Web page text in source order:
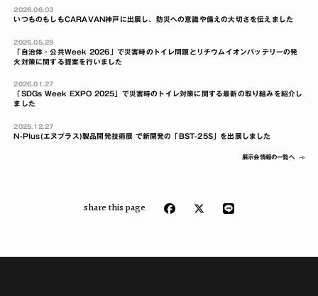
2026.06.03
いつものもしもCARAVAN神戸に出展し、防災への意識や備えの大切さを伝えました
2026.05.29
「自治体・公共Week 2026」で災害時のトイレ問題とリチウムイオンバッテリーの発
火対策に関する提案を行いました
2026.01.27
「SDGs Week EXPO 2025」で災害時のトイレ対策に関する最新の取り組みを紹介し
ました
2025.12.27
N-Plus(エヌプラス)製品開発技術展 で新開発の「BST-25S」を出展しました
展示会情報の一覧へ
share this page